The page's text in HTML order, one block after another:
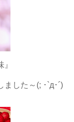
した～(; ･`д･´)